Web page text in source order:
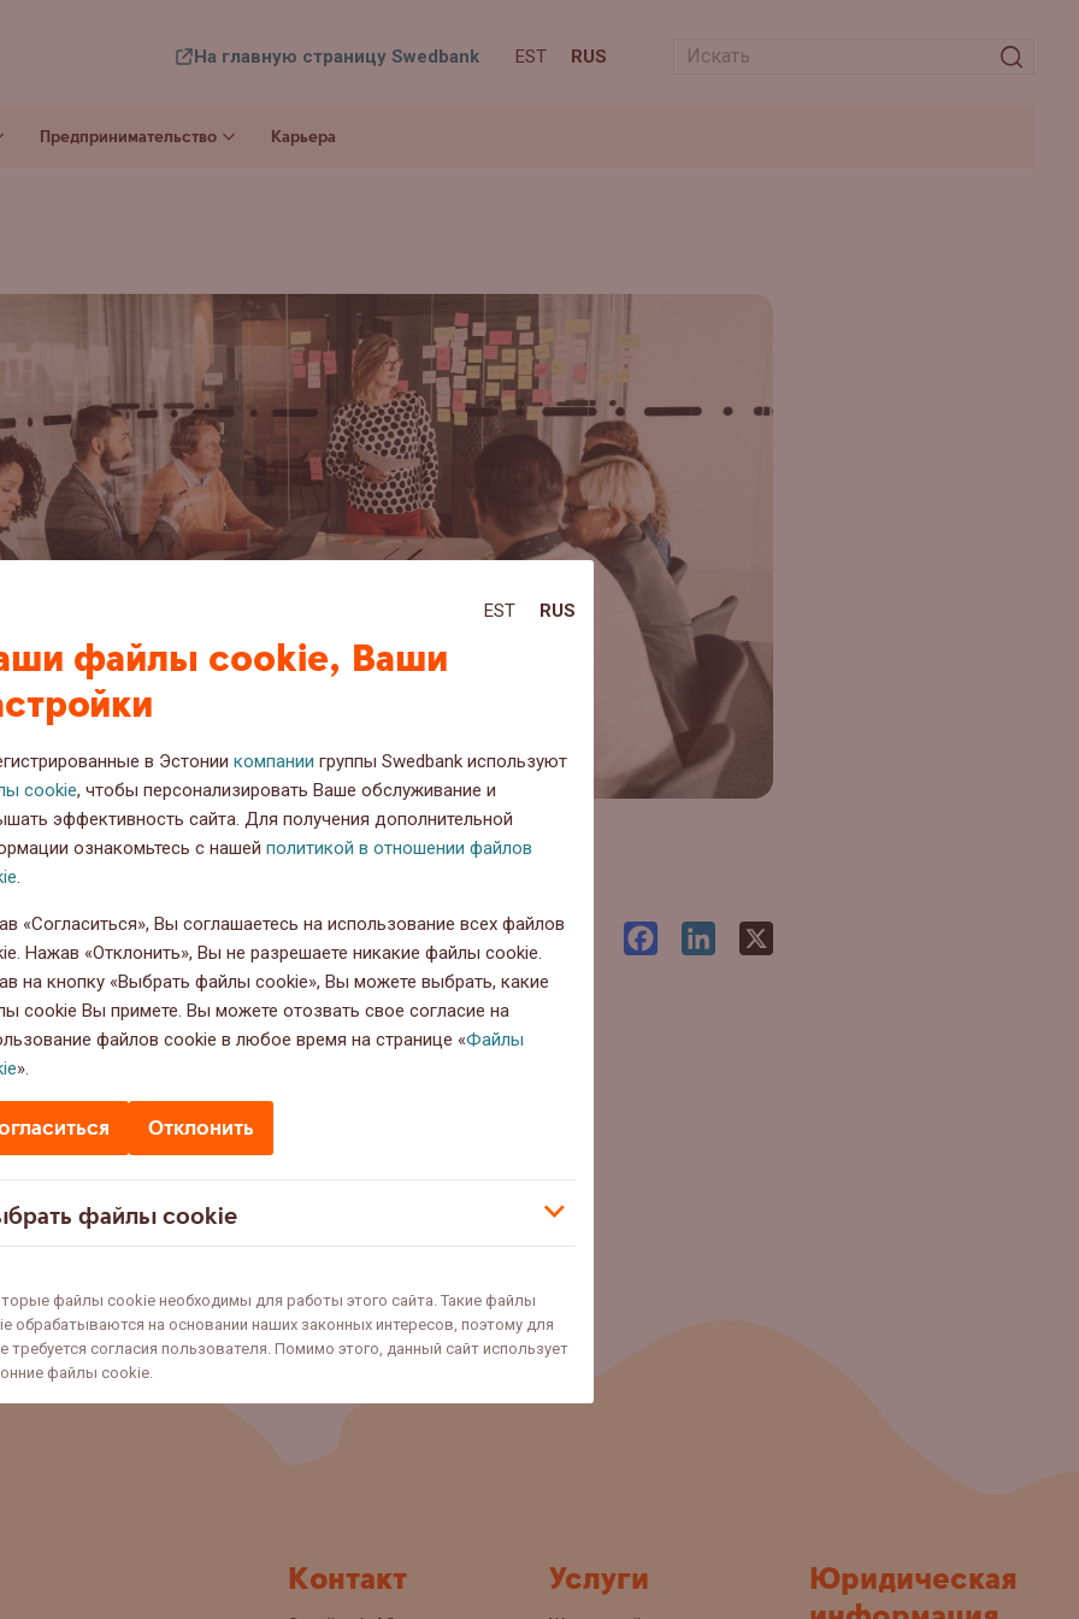
EST RUS
файлы cookie, Ваши
в Эстониикомпании группы Swedbank используют
cookie, чтобы персонализировать Ваше обслуживание и
эффективность сайта. Для получения дополнительной
ознакомьтесь с нашейполитикой в отношении файлов
«Согласиться», Вы соглашаетесь на использование всех файлов
Нажав «Отклонить», Вы не разрешаете никакие файлы cookie.
на кнопку «Выбрать файлы cookie», Вы можете выбрать, какие
cookie Вы примете. Вы можете отозвать свое согласие на
файлов cookie в любое время на странице «Файлы
».
Отклонить
файлы cookie
файлы cookie необходимы для работы этого сайта. Такие файлы
обрабатываются на основании наших законных интересов, поэтому для
требуется согласия пользователя. Помимо этого, данный сайт использует
файлы cookie.
На главную страницу Swedbank EST RUS
Предпринимательство Карьера
(24)
FacebookLinkedIn
Контакт Услуги
Юридическая